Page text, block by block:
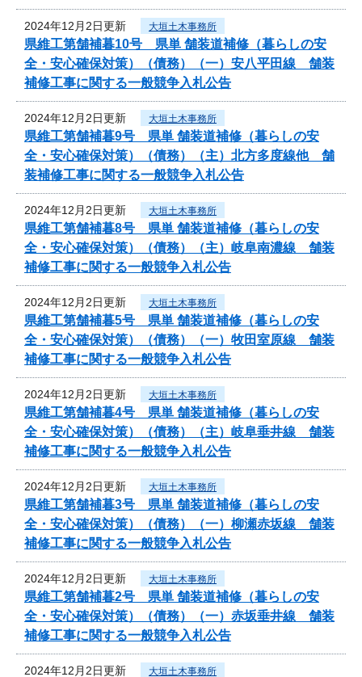
2024年12月2日更新 大垣土木事務所
県維工第舗補暮10号 県単 舗装道補修（暮らしの安
全・安心確保対策）（債務）（一）安八平田線 舗装
補修工事に関する一般競争入札公告
2024年12月2日更新 大垣土木事務所
県維工第舗補暮9号 県単 舗装道補修（暮らしの安
全・安心確保対策）（債務）（主）北方多度線他 舗
装補修工事に関する一般競争入札公告
2024年12月2日更新 大垣土木事務所
県維工第舗補暮8号 県単 舗装道補修（暮らしの安
全・安心確保対策）（債務）（主）岐阜南濃線 舗装
補修工事に関する一般競争入札公告
2024年12月2日更新 大垣土木事務所
県維工第舗補暮5号 県単 舗装道補修（暮らしの安
全・安心確保対策）（債務）（一）牧田室原線 舗装
補修工事に関する一般競争入札公告
2024年12月2日更新 大垣土木事務所
県維工第舗補暮4号 県単 舗装道補修（暮らしの安
全・安心確保対策）（債務）（主）岐阜垂井線 舗装
補修工事に関する一般競争入札公告
2024年12月2日更新 大垣土木事務所
県維工第舗補暮3号 県単 舗装道補修（暮らしの安
全・安心確保対策）（債務）（一）柳瀬赤坂線 舗装
補修工事に関する一般競争入札公告
2024年12月2日更新 大垣土木事務所
県維工第舗補暮2号 県単 舗装道補修（暮らしの安
全・安心確保対策）（債務）（一）赤坂垂井線 舗装
補修工事に関する一般競争入札公告
2024年12月2日更新 大垣土木事務所